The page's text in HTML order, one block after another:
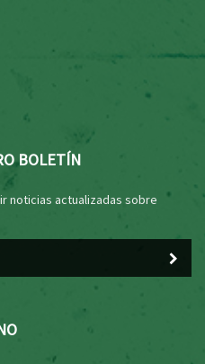
BOLETÍN
noticias actualizadas sobre